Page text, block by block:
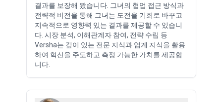
결과를 보장해 왔습니다. 그녀의 협업 접근 방식과
전략적 비전을 통해 그녀는 도전을 기회로 바꾸고
지속적으로 영향력 있는 결과를 제공할 수 있습니
다. 시장 분석, 이해관계자 참여, 전략 수립 등
Versha는 깊이 있는 전문 지식과 업계 지식을 활용
하여 혁신을 주도하고 측정 가능한 가치를 제공합
니다.